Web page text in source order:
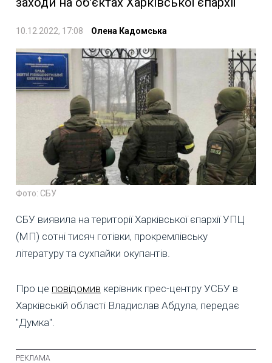
10.12.2022, 17:08 Олена Кадомська
Фото: СБУ
СБУ виявила на території Харківської єпархії УПЦ
(МП) сотні тисяч готівки, прокремлівську
літературу та сухпайки окупантів.
Про це повідомив керівник прес-центру УСБУ в
Харківській області Владислав Абдула, передає
"Думка".